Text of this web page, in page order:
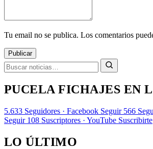
Tu email no se publica. Los comentarios
Publicar
PUCELA FICHAJES EN
5.633 Seguidores · Facebook Seguir 566
Seguir 108 Suscriptores · YouTube Suscribirte
LO ÚLTIMO